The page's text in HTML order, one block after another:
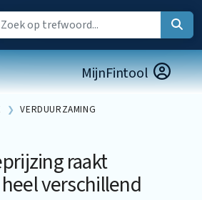
MijnFintool
VERDUURZAMING
raakt
verschillend